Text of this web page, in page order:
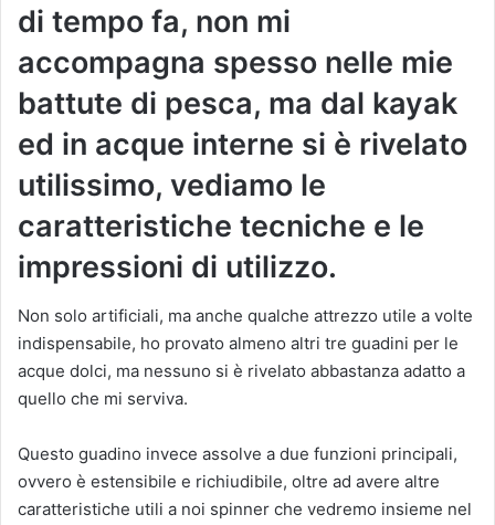
di tempo fa, non mi
accompagna spesso nelle mie
battute di pesca, ma dal kayak
ed in acque interne si è rivelato
utilissimo, vediamo le
caratteristiche tecniche e le
impressioni di utilizzo.
Non solo artificiali, ma anche qualche attrezzo utile a volte
indispensabile, ho provato almeno altri tre guadini per le
acque dolci, ma nessuno si è rivelato abbastanza adatto a
quello che mi serviva.
Questo guadino invece assolve a due funzioni principali,
ovvero è estensibile e richiudibile, oltre ad avere altre
caratteristiche utili a noi spinner che vedremo insieme nel